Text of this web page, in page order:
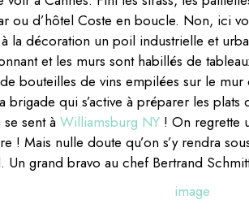
ou d’hôtel Coste en boucle. Non, ici
à la décoration un poil industrielle et
et les murs sont habillés de
bouteilles de vins empilées sur le
brigade qui s’active à préparer les
se sent àWilliamsburg NY ! On regrette
! Mais nulle doute qu’on s’y rendra
Un grand bravo au chef Bertrand